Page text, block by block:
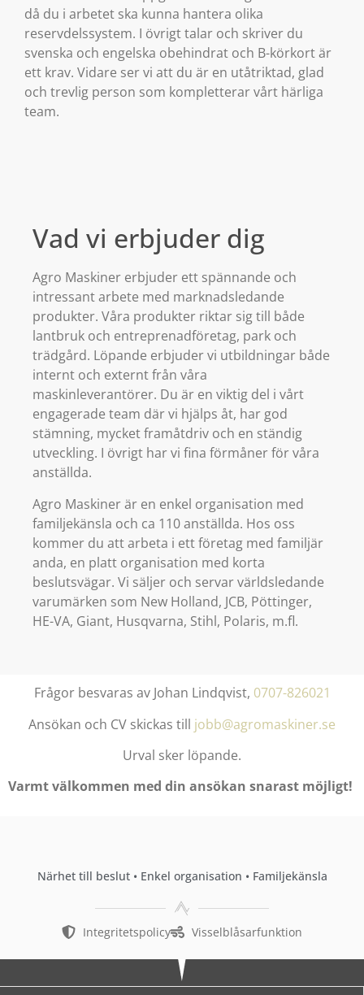
då du i arbetet ska kunna hantera olika
reservdelssystem. I övrigt talar och skriver du
svenska och engelska obehindrat och B-körkort är
ett krav. Vidare ser vi att du är en utåtriktad, glad
och trevlig person som kompletterar vårt härliga
team.
Vad vi erbjuder dig
Agro Maskiner erbjuder ett spännande och
intressant arbete med marknadsledande
produkter. Våra produkter riktar sig till både
lantbruk och entreprenadföretag, park och
trädgård. Löpande erbjuder vi utbildningar både
internt och externt från våra
maskinleverantörer. Du är en viktig del i vårt
engagerade team där vi hjälps åt, har god
stämning, mycket framåtdriv och en ständig
utveckling. I övrigt har vi fina förmåner för våra
anställda.
Agro Maskiner är en enkel organisation med
familjekänsla och ca 110 anställda. Hos oss
kommer du att arbeta i ett företag med familjär
anda, en platt organisation med korta
beslutsvägar. Vi säljer och servar världsledande
varumärken som New Holland, JCB, Pöttinger,
HE-VA, Giant, Husqvarna, Stihl, Polaris, m.fl.
Frågor besvaras av Johan Lindqvist, 0707-826021
Ansökan och CV skickas till jobb@agromaskiner.se
Urval sker löpande.
Varmt välkommen med din ansökan snarast möjligt!
Närhet till beslut • Enkel organisation • Familjekänsla
Integritetspolicy Visselblåsarfunktion